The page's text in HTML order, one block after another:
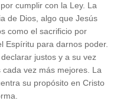
cumplir con la Ley. La
de Dios, algo que Jesús
como el sacrificio por
Espíritu para darnos poder.
justos y a su vez
vez más mejores. La
su propósito en Cristo